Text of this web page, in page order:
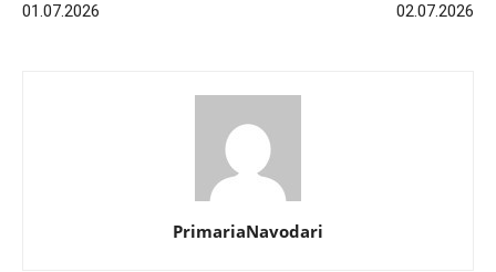
01.07.2026
02.07.2026
PrimariaNavodari